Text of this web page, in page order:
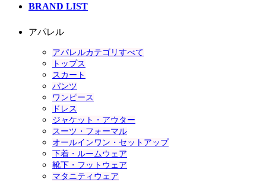
BRAND LIST
アパレル
アパレルカテゴリすべて
トップス
スカート
パンツ
ワンピース
ドレス
ジャケット・アウター
スーツ・フォーマル
オールインワン・セットアップ
下着・ルームウェア
靴下・フットウェア
マタニティウェア